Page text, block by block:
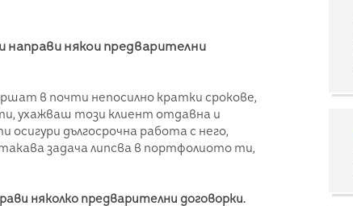
направи някои предварителни
в почти непосилно кратки срокове,
ухажваш този клиент отдавна и
дългосрочна работа с него,
задача липсва в портфолиото ти,
няколко предварителни договорки.